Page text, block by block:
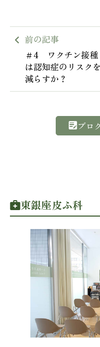
前の記事
＃4 ワクチン接種
は認知症のリスクを
減らすか？
ブロ
東銀座皮ふ科